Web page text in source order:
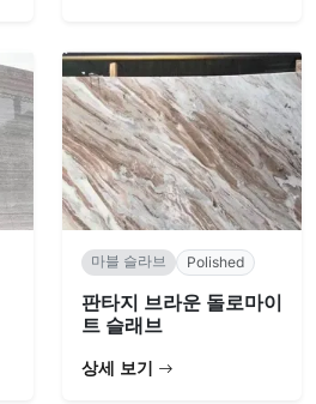
마블 슬라브 Polished
판타지 브라운 돌로마이
트 슬래브
상세 보기